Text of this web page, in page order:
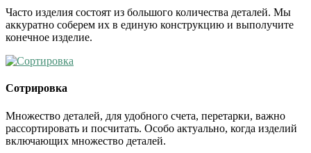
Часто изделия состоят из большого количества деталей. Мы
аккуратно соберем их в единую конструкцию и выполучите
конечное изделие.
Сотрировка
Множество деталей, для удобного счета, перетарки, важно
рассортировать и посчитать. Особо актуально, когда изделий
включающих множество деталей.